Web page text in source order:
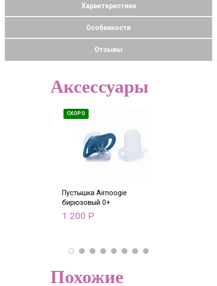
Характеристики
Особенности
Отзывы
Аксессуары
СКОРО
Пустышка Airnoogie
бирюзовый 0+
1 200 Р
Похожие